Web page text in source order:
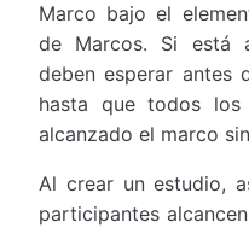
Marco bajo el
de Marcos. Si está
deben esperar antes
hasta que todos los
alcanzado el marco
Al crear un estudio,
participantes